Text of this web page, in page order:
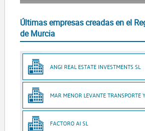
Últimas empresas creadas en el
de Murcia
ANGI REAL ESTATE INVESTMENTS SL
MAR MENOR LEVANTE TRANSPORTE
FACTORO AI SL